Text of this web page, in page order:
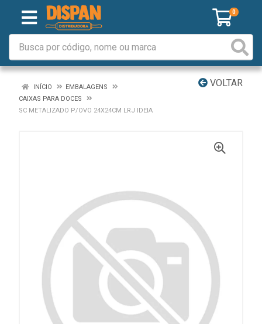
0
VOLTAR
INÍCIO
EMBALAGENS
CAIXAS PARA DOCES
SC METALIZADO P/OVO 24X24CM LRJ IDEIA